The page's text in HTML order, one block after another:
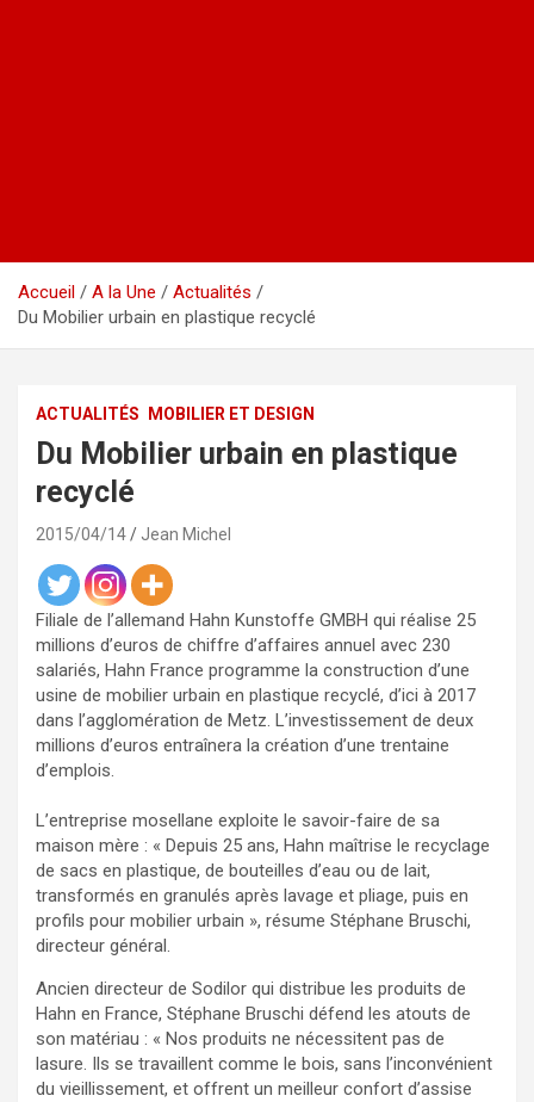
Accueil A la Une
Actualités
Du Mobilier urbain en plastique recyclé
ACTUALITÉS MOBILIER ET DESIGN
Du Mobilier urbain en plastique
recyclé
2015/04/14 Jean Michel
Filiale de l’allemand Hahn Kunstoffe GMBH qui réalise 25
millions d’euros de chiffre d’affaires annuel avec 230
salariés, Hahn France programme la construction d’une
usine de mobilier urbain en plastique recyclé, d’ici à 2017
dans l’agglomération de Metz. L’investissement de deux
millions d’euros entraînera la création d’une trentaine
d’emplois.
L’entreprise mosellane exploite le savoir-faire de sa
maison mère : « Depuis 25 ans, Hahn maîtrise le recyclage
de sacs en plastique, de bouteilles d’eau ou de lait,
transformés en granulés après lavage et pliage, puis en
profils pour mobilier urbain », résume Stéphane Bruschi,
directeur général.
Ancien directeur de Sodilor qui distribue les produits de
Hahn en France, Stéphane Bruschi défend les atouts de
son matériau : « Nos produits ne nécessitent pas de
lasure. Ils se travaillent comme le bois, sans l’inconvénient
du vieillissement, et offrent un meilleur confort d’assise